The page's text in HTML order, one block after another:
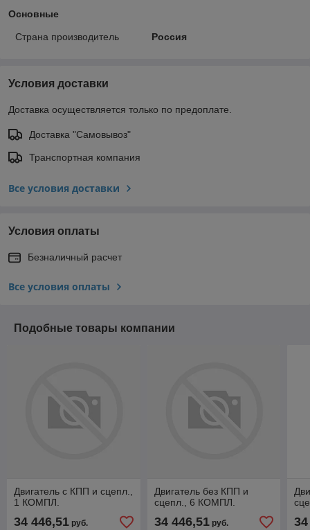
Основные
Страна производитель Россия
Условия доставки
Доставка осуществляется только по предоплате.
Доставка "Самовывоз"
Транспортная компания
Все условия доставки
Условия оплаты
Безналичный расчет
Все условия оплаты
Подобные товары компании
Двигатель с КПП и сцепл.,
1 КОМПЛ.
34 446,51 руб.
Двигатель без КПП и
сцепл., 6 КОМПЛ.
34 446,51руб.